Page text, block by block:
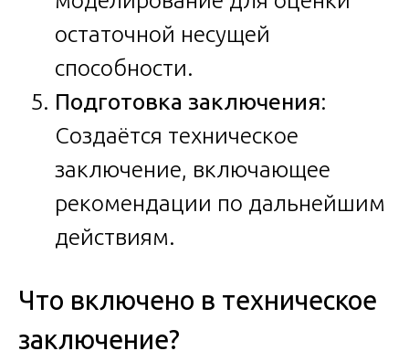
остаточной несущей
способности.
Подготовка заключения:
Создаётся техническое
заключение, включающее
рекомендации по дальнейшим
действиям.
Что включено в техническое
заключение?